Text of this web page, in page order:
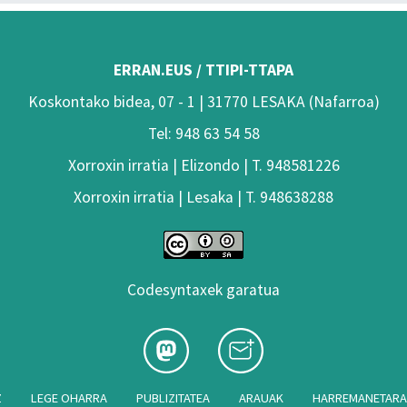
ERRAN.EUS / TTIPI-TTAPA
Koskontako bidea, 07 - 1 | 31770 LESAKA (Nafarroa)
Tel: 948 63 54 58
Xorroxin irratia | Elizondo | T. 948581226
Xorroxin irratia | Lesaka | T. 948638288
Codesyntaxek garatua
LEGE OHARRA PUBLIZITATEA ARAUAK